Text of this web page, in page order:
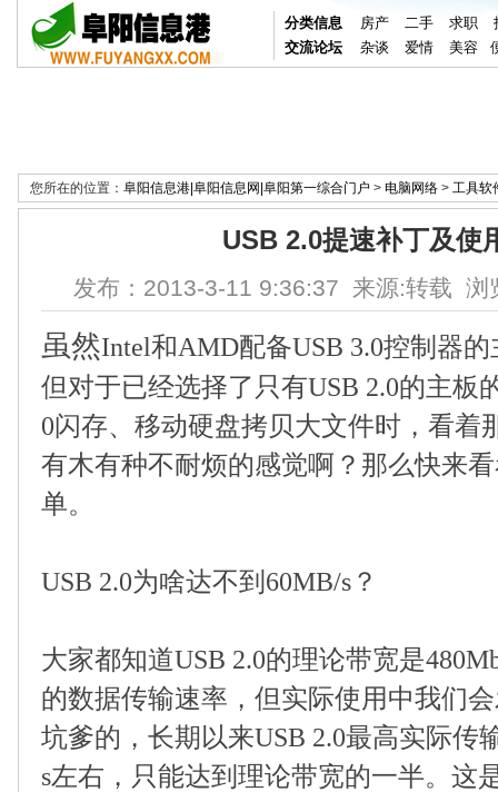
分类信息 房产 二手 求职
交流论坛
杂谈 爱情 美容
您所在的位置： 阜阳信息港|阜阳信息网|阜阳第一综合门户 > 电脑网络 > 工具软
USB 2.0提速补丁及使
发布：2013-3-11 9:36:37 来源:转载 浏
虽然Intel和AMD配备USB 3.0控制器的
但对于已经选择了只有USB 2.0的主板
0闪存、移动硬盘拷贝大文件时，看着
有木有种不耐烦的感觉啊？那么快来
单。
USB 2.0为啥达不到 60MB/s ？
大家都知道USB 2.0的理论带宽是
的数据传输速率，但实际使用中我们
坑爹的，长期以来USB 2.0最高实际传
s左右，只能达到理论带宽的一半。这